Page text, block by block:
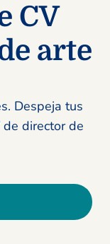
CV
arte
Despeja tus
director de